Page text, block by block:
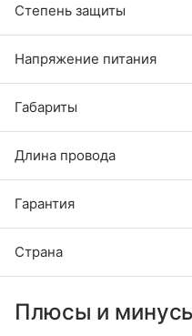
Степень защиты
Напряжение питания
Габариты
Длина провода
Гарантия
Страна
Плюсы и